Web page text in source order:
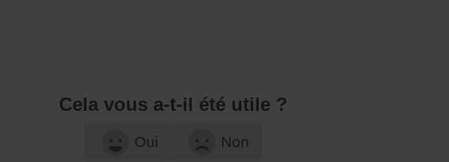
Cela vous a-t-il été utile ?
Oui Non